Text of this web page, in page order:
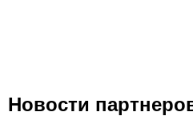
Новости